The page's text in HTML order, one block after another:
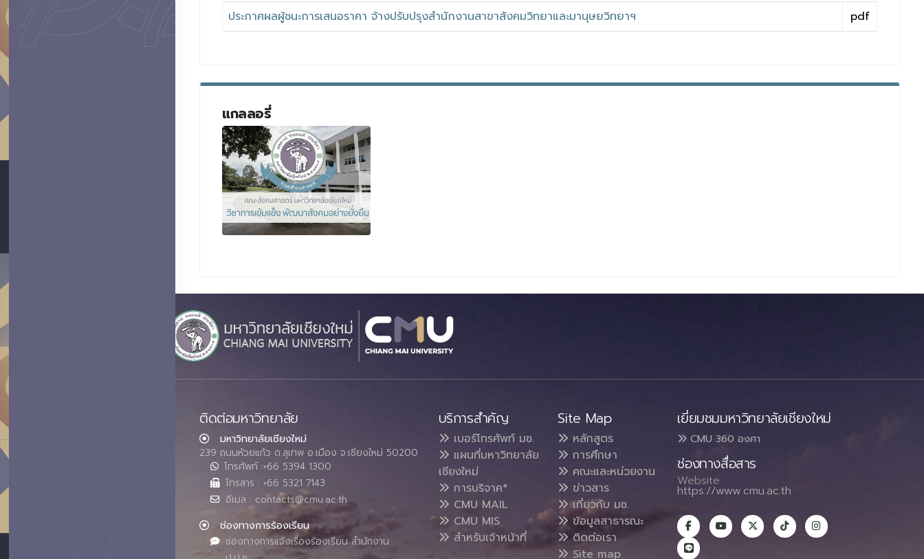
ประกาศผลผู้ชนะการเสนอราคา จ้างปรับปรุงสำนักงานสาขาสังคมวิทยาและมานุษยวิทยาฯ pdf
แกลลอรี่
ติดต่อมหาวิทยาลัย
มหาวิทยาลัยเชียงใหม่
239 ถนนห้วยแก้ว ต.สุเทพ อ.เมือง จ.เชียงใหม่ 50200
โทรศัพท์ :+66 5394 1300
โทรสาร : +66 5321 7143
อีเมล : contacts@cmu.ac.th
ช่องทางการร้องเรียน
ช่องทางการแจ้งเรื่องร้องเรียน สำนักงาน
บริการสำคัญ
เบอร์โทรศัพท์ มช.
แผนที่มหาวิทยาลัย
เชียงใหม่
การบริจาค*
CMU MAIL
CMU MIS
สำหรับเจ้าหน้าที่
Site Map
หลักสูตร
การศึกษา
คณะและหน่วยงาน
ข่าวสาร
เกี่ยวกับ มช.
ข้อมูลสาธารณะ
ติดต่อเรา
Site map
เยี่ยมชมมหาวิทยาลัยเชียงใหม่
CMU 360 องศา
ช่องทางสื่อสาร
Website :
https://www.cmu.ac.th